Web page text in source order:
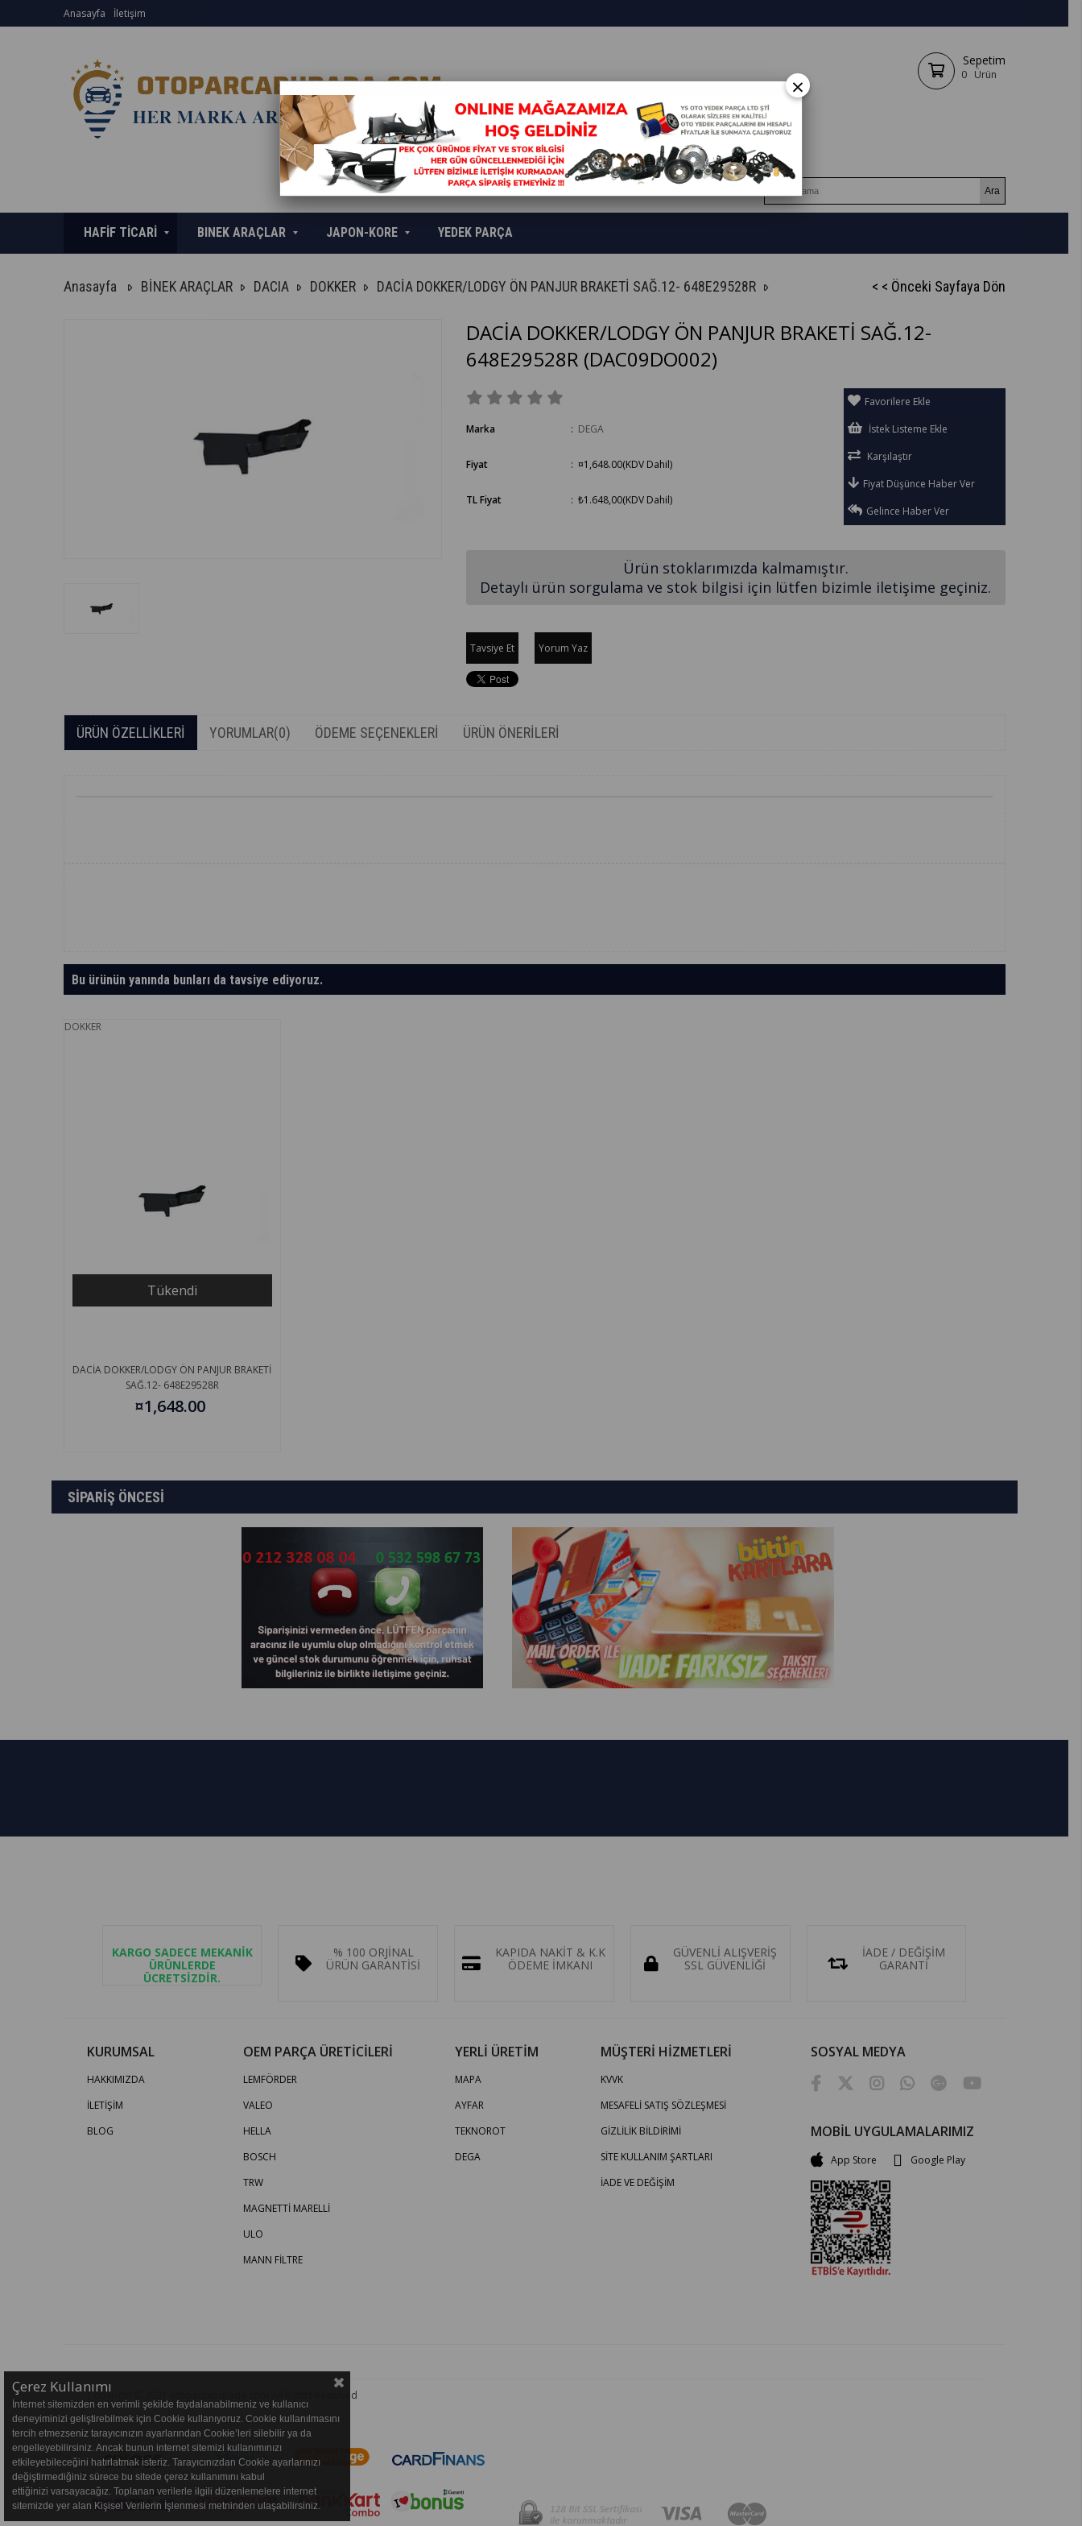
Anasayfa İletişim
Sepetim
0 Ürün
HAFİF TİCARİ BINEK ARAÇLAR JAPON-KORE YEDEK PARÇA
Anasayfa BİNEK ARAÇLAR DACIA DOKKER DACİA DOKKER/LODGY ÖN PANJUR BRAKETİ SAĞ.12- 648E29528R < < Önceki Sayfaya Dön
DACİA DOKKER/LODGY ÖN PANJUR BRAKETİ SAĞ.12-
648E29528R (DAC09DO002)
Marka : DEGA
Fiyat : ¤1,648.00(KDV Dahil)
TL Fiyat : ₺1.648,00(KDV Dahil)
Favorilere Ekle
İstek Listeme Ekle
Karşılaştır
Fiyat Düşünce Haber Ver
Gelince Haber Ver
Ürün stoklarımızda kalmamıştır.
Detaylı ürün sorgulama ve stok bilgisi için lütfen bizimle iletişime geçiniz.
Tavsiye Et Yorum Yaz
ÜRÜN ÖZELLIKLERI YORUMLAR(0) ÖDEME SEÇENEKLERI ÜRÜN ÖNERILERI
Bu ürünün yanında bunları da tavsiye ediyoruz.
DOKKER
Tükendi
DACİA DOKKER/LODGY ÖN PANJUR BRAKETİ
SAĞ.12- 648E29528R
¤1,648.00
SİPARİŞ ÖNCESİ
KARGO SADECE MEKANİK
ÜRÜNLERDE
ÜCRETSİZDİR.
% 100 ORJİNAL
ÜRÜN GARANTİSİ
KAPIDA NAKİT & K.K
ÖDEME İMKANI
GÜVENLİ ALIŞVERİŞ
SSL GÜVENLİĞİ
İADE / DEĞİŞİM
GARANTİ
KURUMSAL
HAKKIMIZDA
İLETİŞİM
BLOG
OEM PARÇA ÜRETİCİLERİ
LEMFÖRDER
VALEO
HELLA
BOSCH
TRW
MAGNETTİ MARELLİ
ULO
MANN FİLTRE
YERLİ ÜRETİM
MAPA
AYFAR
TEKNOROT
DEGA
MÜŞTERİ HİZMETLERİ
KVVK
MESAFELİ SATIŞ SÖZLEŞMESİ
GİZLİLİK BİLDİRİMİ
SİTE KULLANIM ŞARTLARI
İADE VE DEĞİŞİM
SOSYAL MEDYA
MOBİL UYGULAMALARIMIZ
App Store Google Play
Copyright © 2021 otoparcaburada.com All Rights Reserved
Çerez Kullanımı
İnternet sitemizden en verimli şekilde faydalanabilmeniz ve kullanıcı
deneyiminizi geliştirebilmek için Cookie kullanıyoruz. Cookie kullanılmasını
tercih etmezseniz tarayıcınızın ayarlarından Cookie’leri silebilir ya da
engelleyebilirsiniz. Ancak bunun internet sitemizi kullanımınızı
etkileyebileceğini hatırlatmak isteriz. Tarayıcınızdan Cookie ayarlarınızı
değiştirmediğiniz sürece bu sitede çerez kullanımını kabul
ettiğinizi varsayacağız. Toplanan verilerle ilgili düzenlemelere internet
sitemizde yer alan Kişisel Verilerin İşlenmesi metninden ulaşabilirsiniz.
×